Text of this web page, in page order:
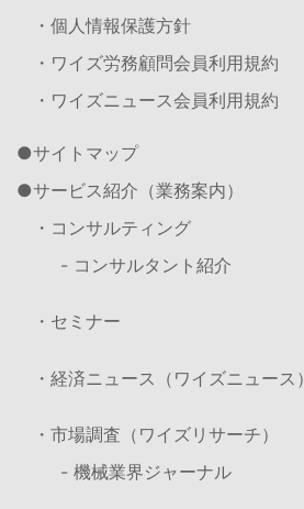
・個人情報保護方針
・ワイズ労務顧問会員利用規約
・ワイズニュース会員利用規約
サイトマップ
サービス紹介（業務案内）
・コンサルティング
- コンサルタント紹介
・セミナー
・経済ニュース（ワイズニュース）
・市場調査（ワイズリサーチ）
- 機械業界ジャーナル